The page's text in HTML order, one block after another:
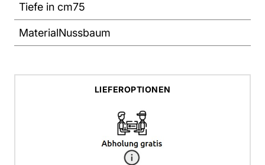
Tiefe in cm75
MaterialNussbaum
LIEFEROPTIONEN